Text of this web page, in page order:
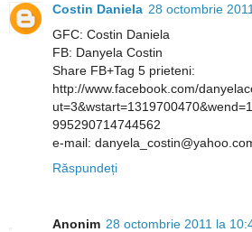
Costin Daniela 28 octombrie
GFC: Costin Daniela
FB: Danyela Costin
Share FB+Tag 5 prieteni:
http://www.facebook.com/
995290714744562
e-mail:
Răspundeți
Anonim 28 octombrie 2011 la